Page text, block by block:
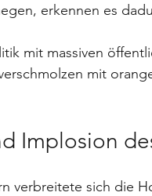
erkennen es
mit massiven
mit
Implosion
verbreitete sich die